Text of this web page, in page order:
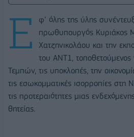
Ε
φ’ όλης της ύλης
πρωθυπουργός Κυριάκος
Χατζηνικολάου και την
του ΑΝΤ1,
Τεμπών, τις υποκλοπές, την
τις εσωκομματικές ισορροπίες στη
τις προτεραιότητες μιας
θητείας.